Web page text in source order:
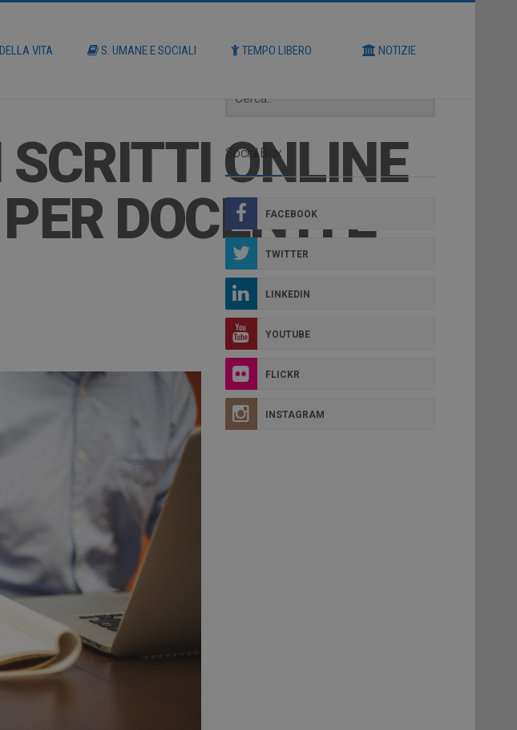
VITA S. UMANE E SOCIALI TEMPO LIBERO NOTIZIE
ONLINE
DOCENTI E
Social Box
FACEBOOK
TWITTER
LINKEDIN
YOUTUBE
FLICKR
INSTAGRAM